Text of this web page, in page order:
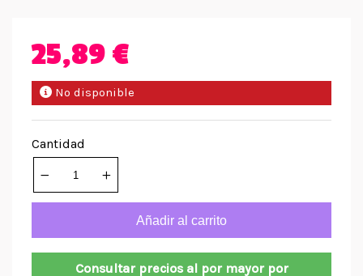
25,89 €
No disponible
Cantidad
Añadir al carrito
Consultar precios al por mayor por